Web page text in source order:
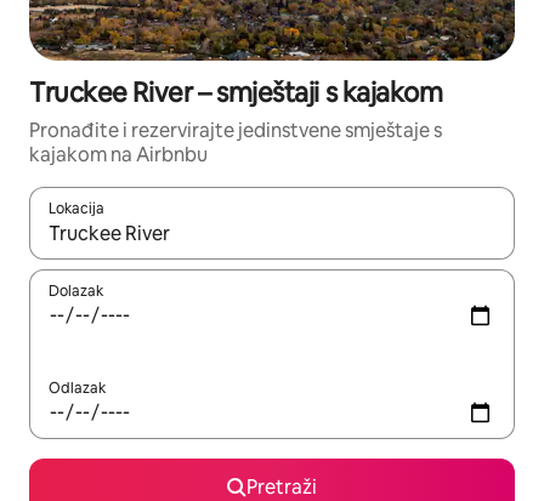
Truckee River – smještaji s kajakom
Pronađite i rezervirajte jedinstvene smještaje s
kajakom na Airbnbu
Lokacija
Kada budu dostupni rezultati, moći ćete ih pregledati
Dolazak
Odlazak
Pretraži